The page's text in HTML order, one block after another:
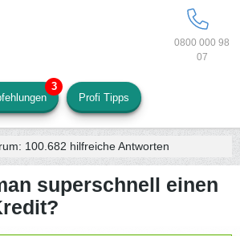
0800 000 98
07
Profi Tipps
100.682 hilfreiche Antworten
superschnell einen